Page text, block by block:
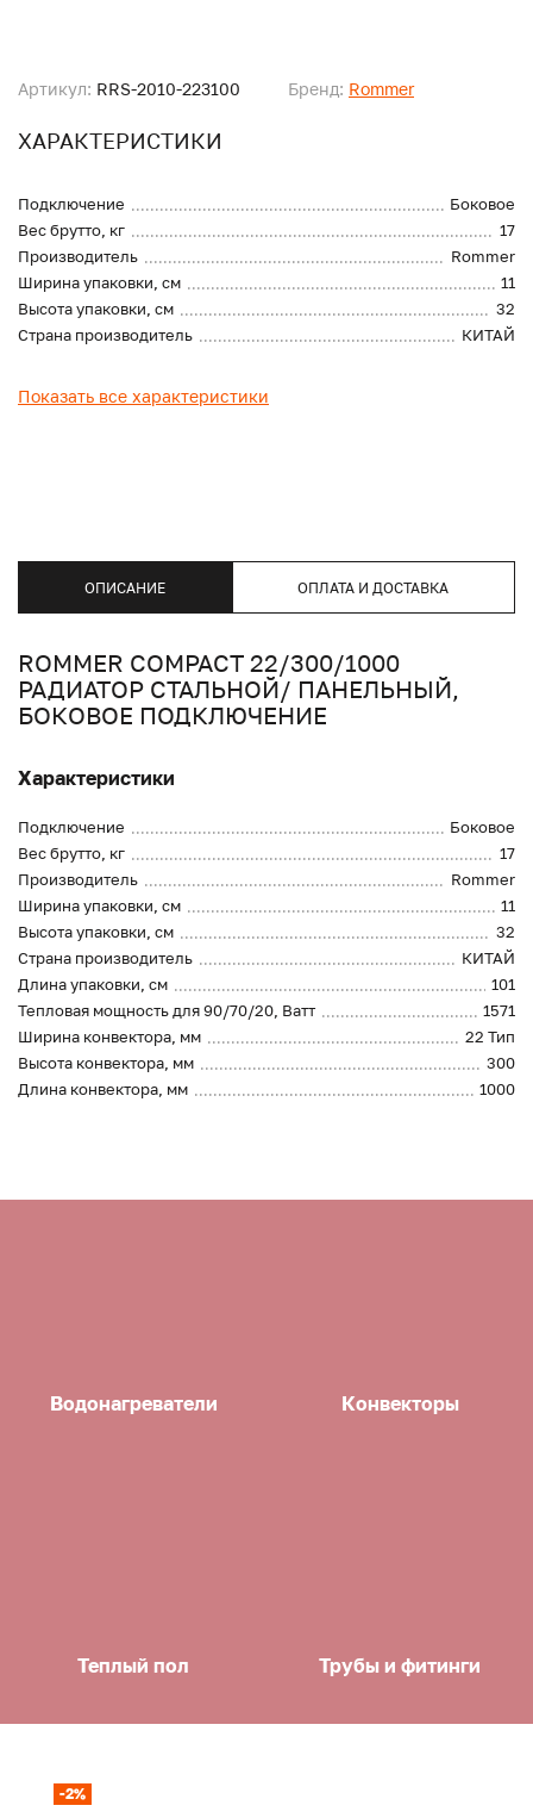
Артикул: RRS-2010-223100 Бренд: Rommer
ХАРАКТЕРИСТИКИ
Подключение
Боковое
Вес брутто, кг
17
Производитель
Rommer
Ширина упаковки, см
11
Высота упаковки, см
32
Страна производитель
КИТАЙ
Показать все характеристики
ОПИСАНИЕ ОПЛАТА И ДОСТАВКА
ROMMER COMPACT 22/300/1000
РАДИАТОР СТАЛЬНОЙ/ ПАНЕЛЬНЫЙ,
БОКОВОЕ ПОДКЛЮЧЕНИЕ
Характеристики
Подключение
Боковое
Вес брутто, кг
17
Производитель
Rommer
Ширина упаковки, см
11
Высота упаковки, см
32
Страна производитель
КИТАЙ
Длина упаковки, см
101
Тепловая мощность для 90/70/20, Ватт
1571
Ширина конвектора, мм
22 Тип
Высота конвектора, мм
300
Длина конвектора, мм
1000
Водонагреватели Конвекторы
Теплый пол Трубы и фитинги
-2%